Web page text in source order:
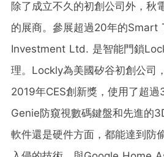
除了成立不久的初創公司外，秋
的展商。參展超過20年的Smart
Investment Ltd. 是智能門鎖
理。Lockly為美國矽谷初創公司
2019年CES創新獎，使用了超
Genie防窺視數碼鍵盤和先進的
軟件還是硬件方面，都能達到防